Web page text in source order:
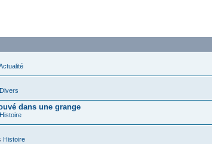
Divers
dans une grange
Histoire
Histoire